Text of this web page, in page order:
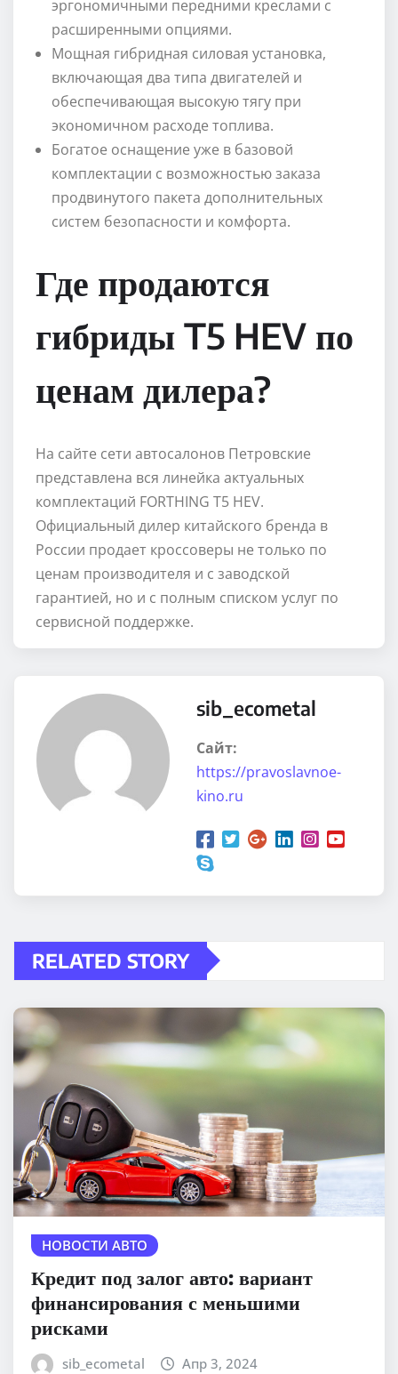
эргономичными передними креслами с
расширенными опциями.
Мощная гибридная силовая установка,
включающая два типа двигателей и
обеспечивающая высокую тягу при
экономичном расходе топлива.
Богатое оснащение уже в базовой
комплектации с возможностью заказа
продвинутого пакета дополнительных
систем безопасности и комфорта.
Где продаются
гибриды T5 HEV по
ценам дилера?
На сайте сети автосалонов Петровские
представлена вся линейка актуальных
комплектаций FORTHING T5 HEV.
Официальный дилер китайского бренда в
России продает кроссоверы не только по
ценам производителя и с заводской
гарантией, но и с полным списком услуг по
сервисной поддержке.
sib_ecometal
Сайт:
https://pravoslavnoe-
kino.ru
RELATED STORY
НОВОСТИ АВТО
Кредит под залог авто: вариант
финансирования с меньшими
рисками
sib_ecometal Апр 3, 2024